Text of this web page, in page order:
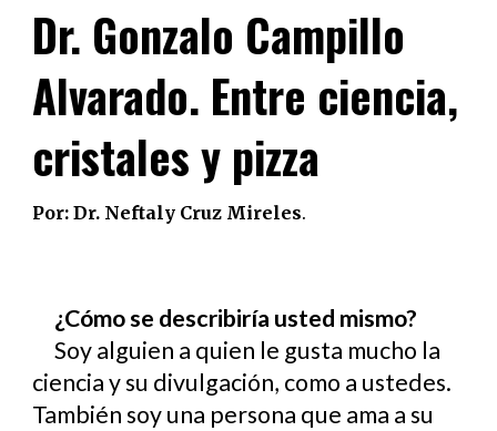
Dr. Gonzalo Campillo
Alvarado. Entre ciencia,
cristales y pizza
Por: Dr. Neftaly Cruz Mireles.
¿Cómo se describiría usted mismo?
Soy alguien a quien le gusta mucho la
ciencia y su divulgación, como a ustedes.
También soy una persona que ama a su